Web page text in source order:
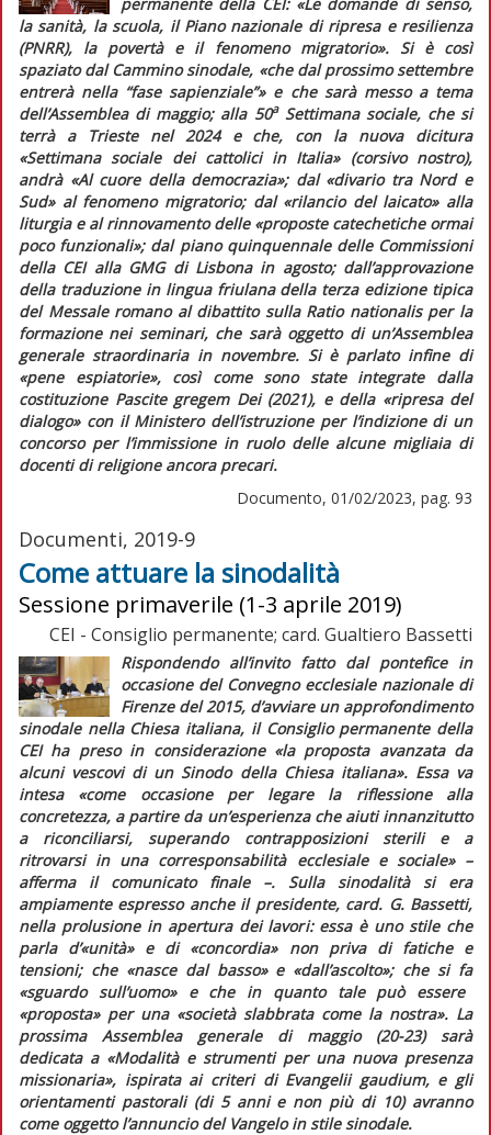
la sanità, la scuola, il Piano nazionale di ripresa e resilienza
(PNRR), la povertà e il fenomeno migratorio». Si è così
spaziato dal Cammino sinodale, «che dal prossimo settembre
entrerà nella “fase sapienziale”»e che sarà messo a tema
dell’Assemblea di maggio; alla 50aSettimana sociale, che si
terrà a Trieste nel 2024 e che, con la nuova dicitura
«Settimana sociale dei cattolici in Italia» (corsivo nostro),
andrà «Al cuore della democrazia»; dal «divario tra Nord e
Sud»al fenomeno migratorio; dal «rilancio del laicato»alla
liturgia e al rinnovamento delle «proposte catechetiche ormai
poco funzionali»; dal piano quinquennale delle Commissioni
della CEI alla GMG di Lisbona in agosto; dall’approvazione
della traduzione in lingua friulana della terza edizione tipica
del Messale romanoal dibattito sulla Ratio nationalisper la
formazione nei seminari, che sarà oggetto di un’Assemblea
generale straordinaria in novembre. Si è parlato infine di
«pene espiatorie», così come sono state integrate dalla
costituzione Pascite gregem Dei(2021), e della «ripresa del
dialogo»con il Ministero dell’istruzione per l’indizione di un
concorso per l’immissione in ruolo delle alcune migliaia di
docenti di religione ancora precari.
Documento, 01/02/2023, pag. 93
Documenti, 2019-9
Come attuare la sinodalità
Sessione primaverile (1-3 aprile 2019)
CEI - Consiglio permanente; card. Gualtiero Bassetti
Rispondendo all’invito fatto dal pontefice in
occasione del Convegno ecclesiale nazionale di
Firenze del 2015, d’avviare un approfondimento
sinodale nella Chiesa italiana, il Consiglio permanente della
CEI ha preso in considerazione «la proposta avanzata da
alcuni vescovi di un Sinodo della Chiesa italiana». Essa va
intesa «come occasione per legare la riflessione alla
concretezza, a partire da un’esperienza che aiuti innanzitutto
a riconciliarsi, superando contrapposizioni sterili e a
ritrovarsi in una corresponsabilità ecclesiale e sociale»–
afferma il comunicato finale –. Sulla sinodalità si era
ampiamente espresso anche il presidente, card. G. Bassetti,
nella prolusione in apertura dei lavori: essa è uno stile che
parla d’«unità»e di «concordia»non priva di fatiche e
tensioni; che «nasce dal basso»e «dall’ascolto»; che si fa
«sguardo sull’uomo»e che in quanto tale può essere
«proposta»per una «società slabbrata come la nostra». La
prossima Assemblea generale di maggio (20-23) sarà
dedicata a «Modalità e strumenti per una nuova presenza
missionaria», ispirata ai criteri di Evangelii gaudium,e gli
orientamenti pastorali (di 5 anni e non più di 10) avranno
come oggetto l’annuncio del Vangelo in stile sinodale.